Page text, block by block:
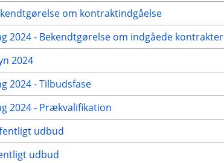
om kontraktindgåelse
2024 - Bekendtgørelse om indgåede kontrakter
2024
2024 - Tilbudsfase
2024 - Prækvalifikation
udbud
udbud